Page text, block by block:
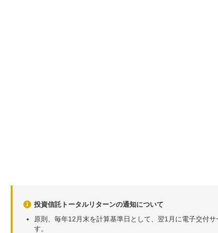
投資信託トータルリターンの通知について
原則、毎年12月末を計算基準日として、翌1月に電子交付
す。